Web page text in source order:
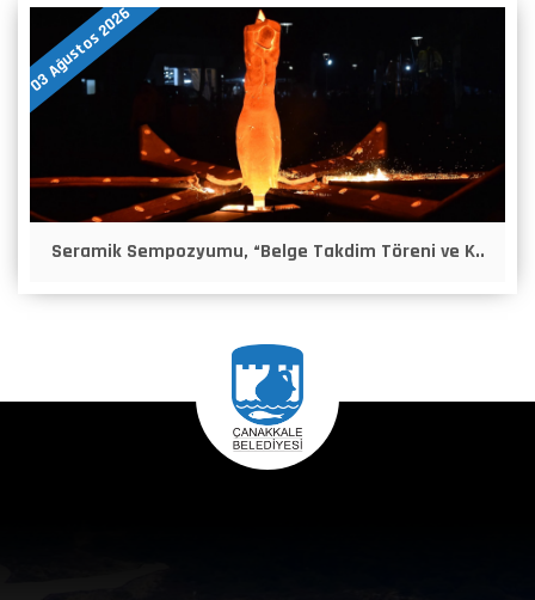
03 Ağustos 2026
Seramik Sempozyumu, “Belge Takdim Töreni ve K..